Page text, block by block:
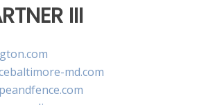
III
md.com